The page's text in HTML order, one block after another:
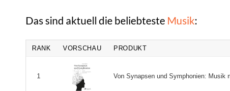
Das sind aktuell die beliebteste Musik:
RANK VORSCHAU PRODUKT
1 Von Synapsen und Symphonien: Musik